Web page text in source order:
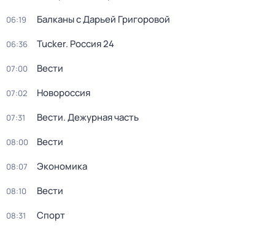
06:19 Балканы с Дарьей Григоровой
06:36 Tucker. Россия 24
07:00 Вести
07:02 Новороссия
07:31 Вести. Дежурная часть
08:00 Вести
08:07 Экономика
08:10 Вести
08:31 Спорт